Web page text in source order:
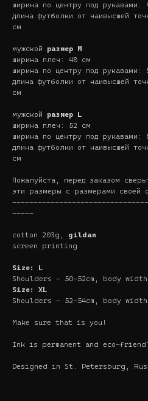
ширина по центру под рукавами:
длина футболки от наивысшей
см
мужской размер M
ширина плеч: 48 см
ширина по центру под рукавами:
длина футболки от наивысшей
см
мужской размер L
ширина плеч: 52 см
ширина по центру под рукавами:
длина футболки от наивысшей
см
Пожалуйста, перед заказом
эти размеры с размерами своей
-----
cotton 203g, gildan
screen printing
Size: L
Shoulders - 50-52cm, body
Size: XL
Shoulders - 52-54cm, body
Make sure that is you!
Ink is permanent and eco-
Designed in St. Petersburg,